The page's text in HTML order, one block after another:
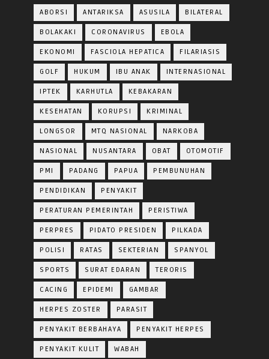
ABORSI ANTARIKSA ASUSILA BILATERAL
BOLAKAKI CORONAVIRUS EBOLA
EKONOMI FASCIOLA HEPATICA FILARIASIS
GOLF HUKUM IBU ANAK INTERNASIONAL
IPTEK KARHUTLA KEBAKARAN
KESEHATAN KORUPSI KRIMINAL
LONGSOR MTQ NASIONAL NARKOBA
NASIONAL NUSANTARA OBAT OTOMOTIF
PMI PADANG PAPUA PEMBUNUHAN
PENDIDIKAN PENYAKIT
PERATURAN PEMERINTAH PERISTIWA
PERPRES PIDATO PRESIDEN PILKADA
POLISI RATAS SEKTERIAN SPANYOL
SPORTS SURAT EDARAN TERORIS
CACING EPIDEMI GAMBAR
HERPES ZOSTER PARASIT
PENYAKIT BERBAHAYA PENYAKIT HERPES
PENYAKIT KULIT WABAH